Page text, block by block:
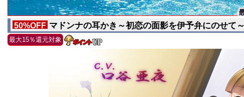
50%OFF マドンナの耳かき～初恋の面影を伊予弁にのせて～
最大15％還元対象